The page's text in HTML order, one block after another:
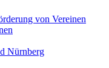
von Vereinen
Nürnberg